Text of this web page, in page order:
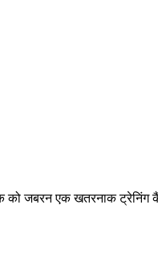
जबरन एक खतरनाक